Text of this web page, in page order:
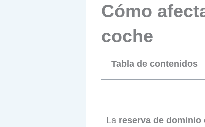
Cómo
coche
Tabla de contenidos
La reserva de dominio